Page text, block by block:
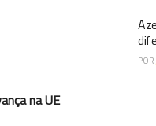
na UE
POR